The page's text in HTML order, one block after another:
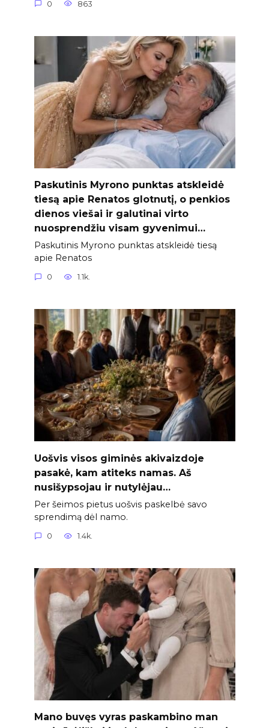
0 863
Paskutinis Myrono punktas atskleidė
tiesą apie Renatos glotnutį, o penkios
dienos viešai ir galutinai virto
nuosprendžiu visam gyvenimui…
Paskutinis Myrono punktas atskleidė tiesą
apie Renatos
0 1.1k.
Uošvis visos giminės akivaizdoje
pasakė, kam atiteks namas. Aš
nusišypsojau ir nutylėjau…
Per šeimos pietus uošvis paskelbė savo
sprendimą dėl namo.
0 1.4k.
Mano buvęs vyras paskambino man